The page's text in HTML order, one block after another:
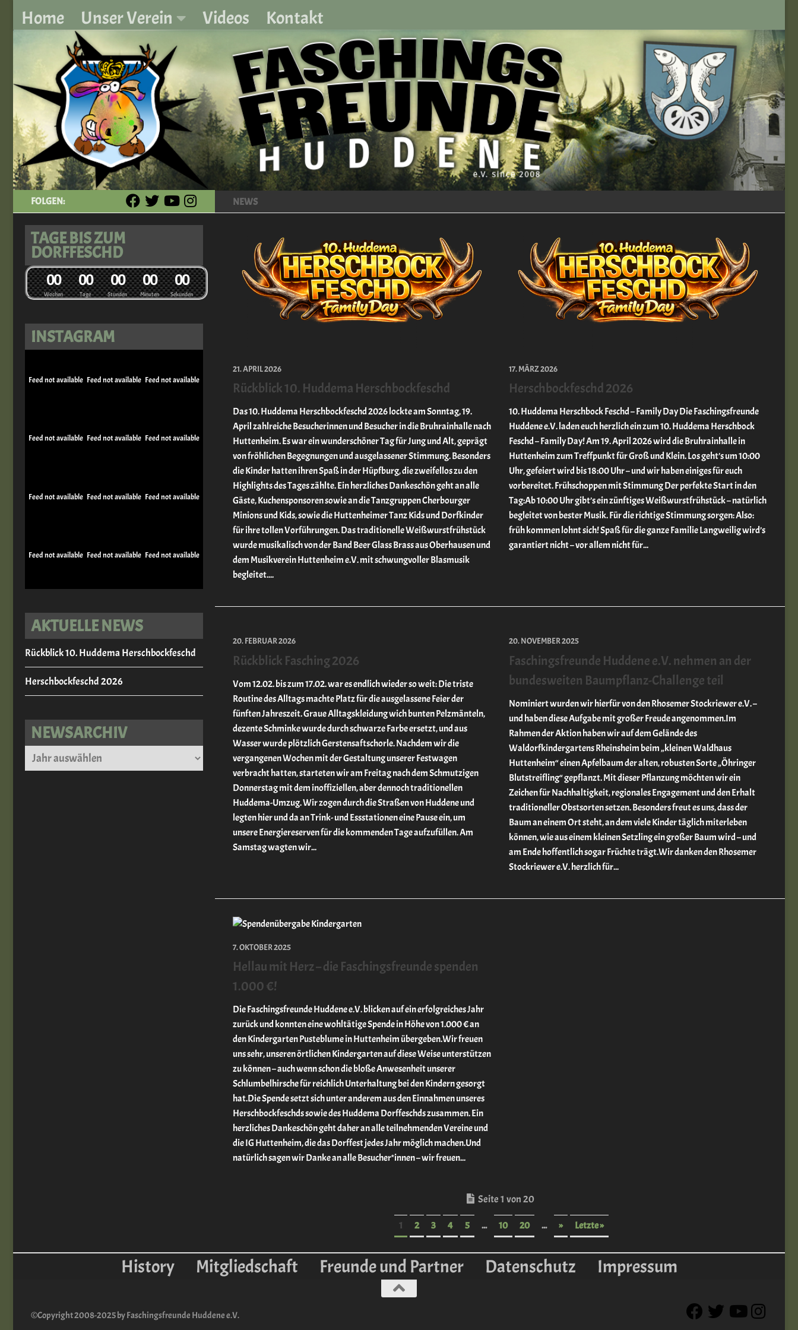
Zum Inhalt springen
Home Unser Verein Videos Kontakt
NEWS
21. APRIL 2026
Rückblick 10. Huddema Herschbockfeschd
Das 10. Huddema Herschbockfeschd 2026 lockte am Sonntag, 19.
April zahlreiche Besucherinnen und Besucher in die Bruhrainhalle nach
Huttenheim. Es war ein wunderschöner Tag für Jung und Alt, geprägt
von fröhlichen Begegnungen und ausgelassener Stimmung. Besonders
die Kinder hatten ihren Spaß in der Hüpfburg, die zweifellos zu den
Highlights des Tages zählte. Ein herzliches Dankeschön geht an alle
Gäste, Kuchensponsoren sowie an die Tanzgruppen Cherbourger
Minions und Kids, sowie die Huttenheimer Tanz Kids und Dorfkinder
für ihre tollen Vorführungen. Das traditionelle Weißwurstfrühstück
wurde musikalisch von der Band Beer Glass Brass aus Oberhausen und
dem Musikverein Huttenheim e.V. mit schwungvoller Blasmusik
begleitet....
17. MÄRZ 2026
Herschbockfeschd 2026
10. Huddema Herschbock Feschd – Family Day Die Faschingsfreunde
Huddene e.V. laden euch herzlich ein zum 10. Huddema Herschbock
Feschd – Family Day! Am 19. April 2026 wird die Bruhrainhalle in
Huttenheim zum Treffpunkt für Groß und Klein. Los geht’s um 10:00
Uhr, gefeiert wird bis 18:00 Uhr – und wir haben einiges für euch
vorbereitet. Frühschoppen mit Stimmung Der perfekte Start in den
Tag:Ab 10:00 Uhr gibt’s ein zünftiges Weißwurstfrühstück – natürlich
begleitet von bester Musik. Für die richtige Stimmung sorgen: Also:
früh kommen lohnt sich! Spaß für die ganze Familie Langweilig wird’s
garantiert nicht – vor allem nicht für...
20. FEBRUAR 2026
Rückblick Fasching 2026
Vom 12.02. bis zum 17.02. war es endlich wieder so weit: Die triste
Routine des Alltags machte Platz für die ausgelassene Feier der
fünften Jahreszeit. Graue Alltagskleidung wich bunten Pelzmänteln,
dezente Schminke wurde durch schwarze Farbe ersetzt, und aus
Wasser wurde plötzlich Gerstensaftschorle. Nachdem wir die
vergangenen Wochen mit der Gestaltung unserer Festwagen
verbracht hatten, starteten wir am Freitag nach dem Schmutzigen
Donnerstag mit dem inoffiziellen, aber dennoch traditionellen
Huddema-Umzug. Wir zogen durch die Straßen von Huddene und
legten hier und da an Trink- und Essstationen eine Pause ein, um
unsere Energiereserven für die kommenden Tage aufzufüllen. Am
Samstag wagten wir...
20. NOVEMBER 2025
Faschingsfreunde Huddene e.V. nehmen an der
bundesweiten Baumpflanz-Challenge teil
Nominiert wurden wir hierfür von den Rhosemer Stockriewer e.V. –
und haben diese Aufgabe mit großer Freude angenommen.Im
Rahmen der Aktion haben wir auf dem Gelände des
Waldorfkindergartens Rheinsheim beim „kleinen Waldhaus
Huttenheim“ einen Apfelbaum der alten, robusten Sorte „Öhringer
Blutstreifling“ gepflanzt. Mit dieser Pflanzung möchten wir ein
Zeichen für Nachhaltigkeit, regionales Engagement und den Erhalt
traditioneller Obstsorten setzen. Besonders freut es uns, dass der
Baum an einem Ort steht, an dem viele Kinder täglich miterleben
können, wie aus einem kleinen Setzling ein großer Baum wird – und
am Ende hoffentlich sogar Früchte trägt.Wir danken den Rhosemer
Stockriewer e.V. herzlich für...
7. OKTOBER 2025
Hellau mit Herz – die Faschingsfreunde spenden
1.000 €!
Die Faschingsfreunde Huddene e.V. blicken auf ein erfolgreiches Jahr
zurück und konnten eine wohltätige Spende in Höhe von 1.000 € an
den Kindergarten Pusteblume in Huttenheim übergeben.Wir freuen
uns sehr, unseren örtlichen Kindergarten auf diese Weise unterstützen
zu können – auch wenn schon die bloße Anwesenheit unserer
Schlumbelhirsche für reichlich Unterhaltung bei den Kindern gesorgt
hat.Die Spende setzt sich unter anderem aus den Einnahmen unseres
Herschbockfeschds sowie des Huddema Dorffeschds zusammen. Ein
herzliches Dankeschön geht daher an alle teilnehmenden Vereine und
die IG Huttenheim, die das Dorffest jedes Jahr möglich machen.Und
natürlich sagen wir Danke an alle Besucher*innen – wir freuen...
Seite 1 von 20
1 2 3 4 5 ... 10 20 ... » Letzte »
FOLGEN:
TAGE BIS ZUM
DORFFESCHD
Wochen
00
Tage
00
Stunden
00
Minuten
00
Sekunden
00
INSTAGRAM
Feed not available Feed not available Feed not available
Feed not available Feed not available Feed not available
Feed not available Feed not available Feed not available
Feed not available Feed not available Feed not available
AKTUELLE NEWS
Rückblick 10. Huddema Herschbockfeschd
Herschbockfeschd 2026
NEWSARCHIV
Archiv
History Mitgliedschaft Freunde und Partner Datenschutz Impressum
©Copyright 2008-2025 by Faschingsfreunde Huddene e.V.